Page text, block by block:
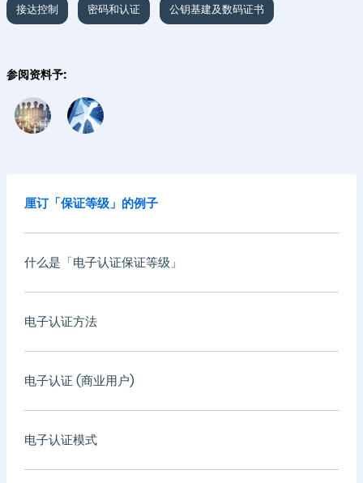
厘订「保证等级」的例子
什么是「电子认证保证等级」
电子认证方法
电子认证 (商业用户)
电子认证模式
接达控制 密码和认证 公钥基建及数码证书
参阅资料予: